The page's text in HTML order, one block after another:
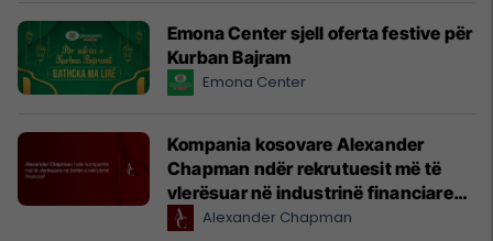
Emona Center sjell oferta festive për
Kurban Bajram
Emona Center
Kompania kosovare Alexander
Chapman ndër rekrutuesit më të
vlerësuar në industrinë financiare
globaleAlexander Chapman